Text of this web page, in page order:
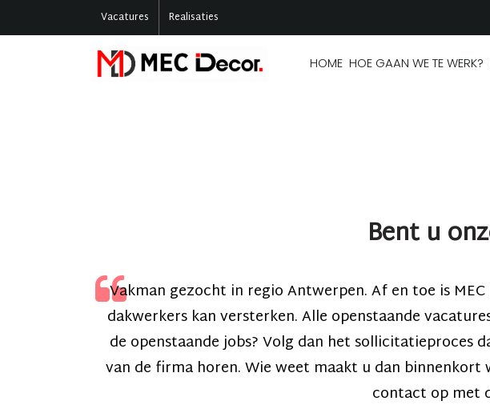
Vacatures Realisaties
HOME HOE GAAN WE TE WERK?
Bent u
Vakman gezocht in regio Antwerpen. Af en toe is
dakwerkers kan versterken. Alle openstaande
de openstaande jobs? Volg dan het sollicitatieproces
van de firma horen. Wie weet maakt u dan
contact op met